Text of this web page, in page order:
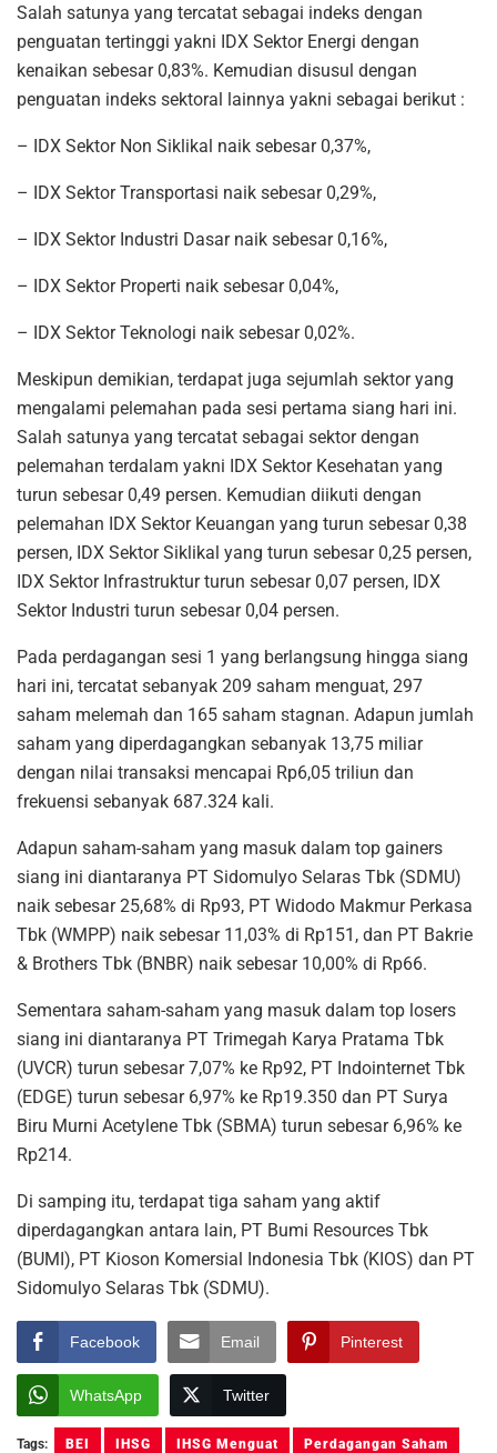
Salah satunya yang tercatat sebagai indeks dengan
penguatan tertinggi yakni IDX Sektor Energi dengan
kenaikan sebesar 0,83%. Kemudian disusul dengan
penguatan indeks sektoral lainnya yakni sebagai berikut :
– IDX Sektor Non Siklikal naik sebesar 0,37%,
– IDX Sektor Transportasi naik sebesar 0,29%,
– IDX Sektor Industri Dasar naik sebesar 0,16%,
– IDX Sektor Properti naik sebesar 0,04%,
– IDX Sektor Teknologi naik sebesar 0,02%.
Meskipun demikian, terdapat juga sejumlah sektor yang
mengalami pelemahan pada sesi pertama siang hari ini.
Salah satunya yang tercatat sebagai sektor dengan
pelemahan terdalam yakni IDX Sektor Kesehatan yang
turun sebesar 0,49 persen. Kemudian diikuti dengan
pelemahan IDX Sektor Keuangan yang turun sebesar 0,38
persen, IDX Sektor Siklikal yang turun sebesar 0,25 persen,
IDX Sektor Infrastruktur turun sebesar 0,07 persen, IDX
Sektor Industri turun sebesar 0,04 persen.
Pada perdagangan sesi 1 yang berlangsung hingga siang
hari ini, tercatat sebanyak 209 saham menguat, 297
saham melemah dan 165 saham stagnan. Adapun jumlah
saham yang diperdagangkan sebanyak 13,75 miliar
dengan nilai transaksi mencapai Rp6,05 triliun dan
frekuensi sebanyak 687.324 kali.
Adapun saham-saham yang masuk dalam top gainers
siang ini diantaranya PT Sidomulyo Selaras Tbk (SDMU)
naik sebesar 25,68% di Rp93, PT Widodo Makmur Perkasa
Tbk (WMPP) naik sebesar 11,03% di Rp151, dan PT Bakrie
& Brothers Tbk (BNBR) naik sebesar 10,00% di Rp66.
Sementara saham-saham yang masuk dalam top losers
siang ini diantaranya PT Trimegah Karya Pratama Tbk
(UVCR) turun sebesar 7,07% ke Rp92, PT Indointernet Tbk
(EDGE) turun sebesar 6,97% ke Rp19.350 dan PT Surya
Biru Murni Acetylene Tbk (SBMA) turun sebesar 6,96% ke
Rp214.
Di samping itu, terdapat tiga saham yang aktif
diperdagangkan antara lain, PT Bumi Resources Tbk
(BUMI), PT Kioson Komersial Indonesia Tbk (KIOS) dan PT
Sidomulyo Selaras Tbk (SDMU).
Facebook Email Pinterest
WhatsApp Twitter
Tags: BEI IHSG IHSG Menguat Perdagangan Saham